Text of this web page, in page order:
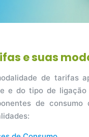
ifas e suas
de tarifas
e do tipo de
de